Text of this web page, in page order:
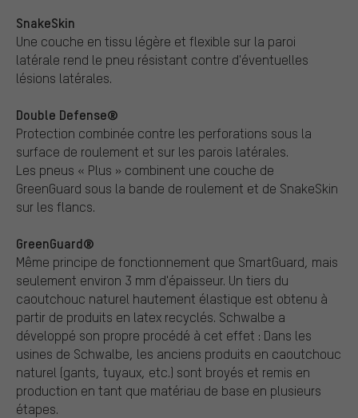
SnakeSkin
Une couche en tissu légère et flexible sur la paroi
latérale rend le pneu résistant contre d'éventuelles
lésions latérales.
Double Defense®
Protection combinée contre les perforations sous la
surface de roulement et sur les parois latérales.
Les pneus « Plus » combinent une couche de
GreenGuard sous la bande de roulement et de SnakeSkin
sur les flancs.
GreenGuard®
Même principe de fonctionnement que SmartGuard, mais
seulement environ 3 mm d'épaisseur. Un tiers du
caoutchouc naturel hautement élastique est obtenu à
partir de produits en latex recyclés. Schwalbe a
développé son propre procédé à cet effet : Dans les
usines de Schwalbe, les anciens produits en caoutchouc
naturel (gants, tuyaux, etc.) sont broyés et remis en
production en tant que matériau de base en plusieurs
étapes.